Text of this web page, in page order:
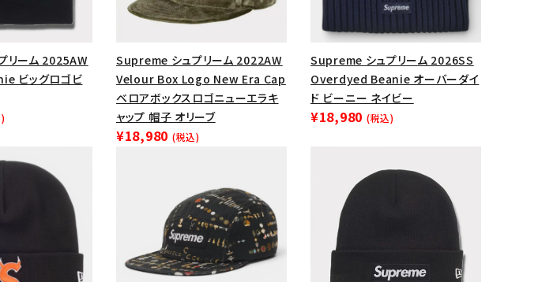
コラボレーションブランドから探す
円
Tシャツ・ロングスリーブ
キャップ・ハット
パーカー・クルーネック
ショルダー・ウエストバッグ
ボックスロゴ
ブラックスウェット
リーム 2025AW
ビッグロゴビ
Supreme シュプリーム 2022AW
Velour Box Logo New Era Cap
ベロアボックスロゴニューエラキ
ャップ 帽子 オリーブ
¥18,980 (税込)
Supreme シュプリーム 2026SS
Overdyed Beanie オーバーダイ
ド ビーニー ネイビー
¥18,980 (税込)